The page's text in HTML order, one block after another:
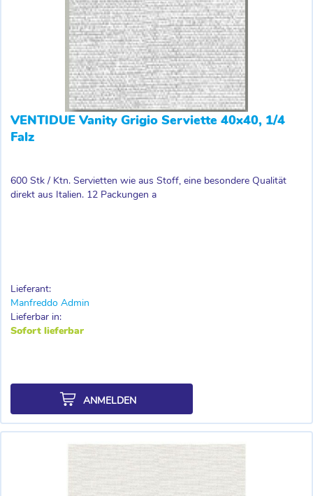
VENTIDUE Vanity Grigio Serviette 40x40, 1/4
Falz
600 Stk / Ktn. Servietten wie aus Stoff, eine besondere Qualität
direkt aus Italien. 12 Packungen a
Lieferant:
Manfreddo Admin
Lieferbar in:
Sofort lieferbar
ANMELDEN